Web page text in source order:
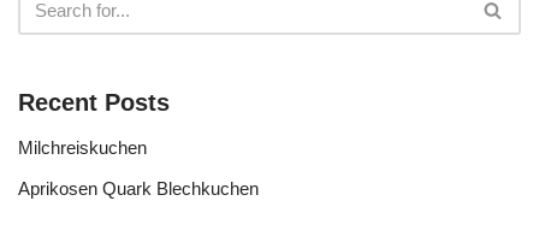
Recent Posts
Milchreiskuchen
Aprikosen Quark Blechkuchen